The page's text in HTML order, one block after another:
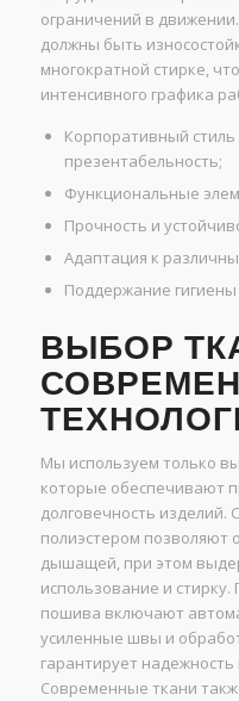
ограничений в
должны быть
многократной стирке,
интенсивного графика
Корпоративный стиль
презентабельность;
Функциональные
Прочность и
Адаптация к
Поддержание
ВЫБОР
Мы используем только
которые обеспечивают
долговечность
полиэстером позволяют
дышащей, при этом
использование и
пошива включают
усиленные швы и
гарантирует
Современные ткани